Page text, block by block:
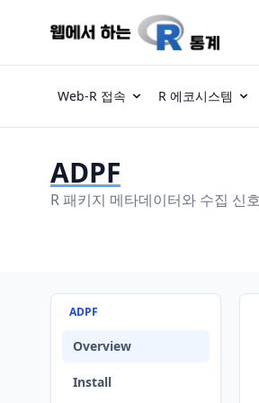
Web-R 접속 R 에코시스템
ADPF
R 패키지 메타데이터와 수집 신
ADPF
Overview
Install